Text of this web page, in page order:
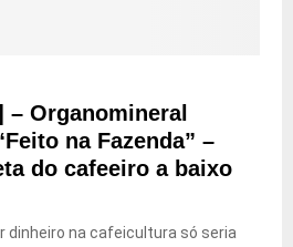
Organomineral
na Fazenda” –
do cafeeiro a baixo
dinheiro na cafeicultura só seria